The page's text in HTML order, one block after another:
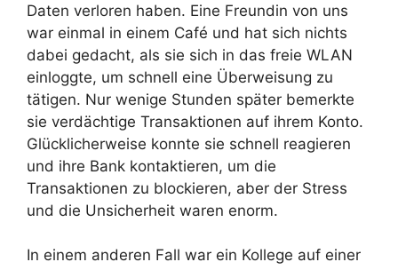
Daten verloren haben. Eine Freundin von uns
war einmal in einem Café und hat sich nichts
dabei gedacht, als sie sich in das freie WLAN
einloggte, um schnell eine Überweisung zu
tätigen. Nur wenige Stunden später bemerkte
sie verdächtige Transaktionen auf ihrem Konto.
Glücklicherweise konnte sie schnell reagieren
und ihre Bank kontaktieren, um die
Transaktionen zu blockieren, aber der Stress
und die Unsicherheit waren enorm.
In einem anderen Fall war ein Kollege auf einer